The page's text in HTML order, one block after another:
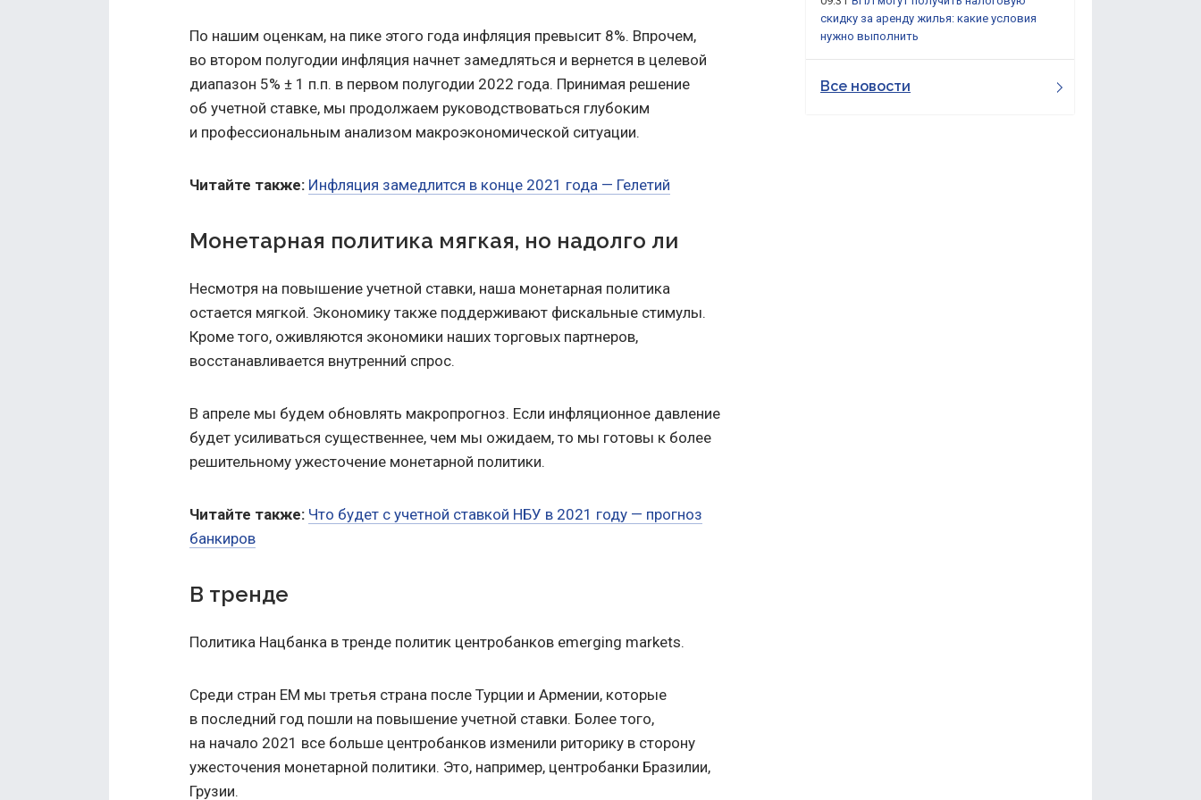
По нашим оценкам, на пике этого года инфляция превысит 8%. Впрочем,
во втором полугодии инфляция начнет замедляться и вернется в целевой
диапазон 5% ± 1 п.п. в первом полугодии 2022 года. Принимая решение
об учетной ставке, мы продолжаем руководствоваться глубоким
и профессиональным анализом макроэкономической ситуации.
Читайте также: Инфляция замедлится в конце 2021 года — Гелетий
Монетарная политика мягкая, но надолго ли
Несмотря на повышение учетной ставки, наша монетарная политика
остается мягкой. Экономику также поддерживают фискальные стимулы.
Кроме того, оживляются экономики наших торговых партнеров,
восстанавливается внутренний спрос.
В апреле мы будем обновлять макропрогноз. Если инфляционное давление
будет усиливаться существеннее, чем мы ожидаем, то мы готовы к более
решительному ужесточение монетарной политики.
Читайте также: Что будет с учетной ставкой НБУ в 2021 году — прогноз
банкиров
В тренде
Политика Нацбанка в тренде политик центробанков emerging markets.
Среди стран EM мы третья страна после Турции и Армении, которые
в последний год пошли на повышение учетной ставки. Более того,
на начало 2021 все больше центробанков изменили риторику в сторону
ужесточения монетарной политики. Это, например, центробанки Бразилии,
Грузии.
скидку за аренду жилья: какие условия
нужно выполнить
Все новости